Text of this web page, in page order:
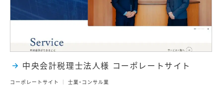
中央会計税理士法人様 コーポレートサイト
コーポレートサイト 士業・コンサル業